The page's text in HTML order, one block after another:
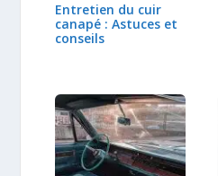
Entretien du cuir
canapé : Astuces et
conseils